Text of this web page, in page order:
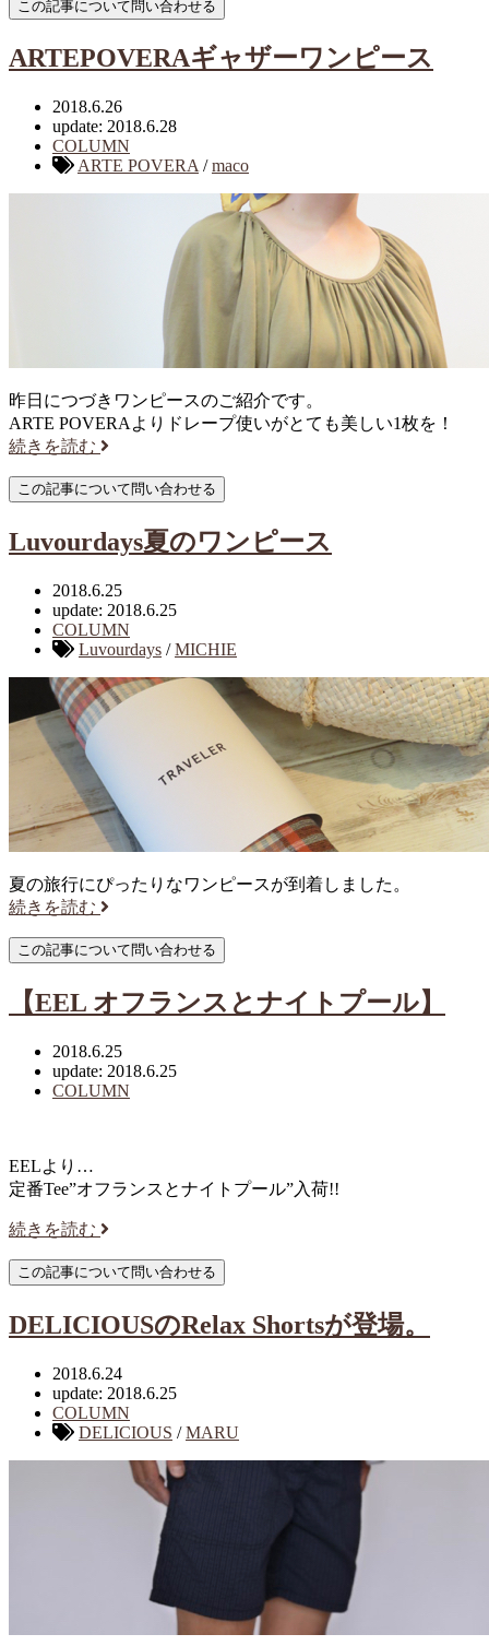
ARTEPOVERAギャザーワンピース
2018.6.26
update: 2018.6.28
COLUMN
ARTE POVERA /maco
昨日につづきワンピースのご紹介です。
ARTE POVERAよりドレープ使いがとても美しい1枚を！
続きを読む
Luvourdays夏のワンピース
2018.6.25
update: 2018.6.25
COLUMN
Luvourdays /MICHIE
夏の旅行にぴったりなワンピースが到着しました。
続きを読む
【EEL オフランスとナイトプール】
2018.6.25
update: 2018.6.25
COLUMN
EELより…
定番Tee”オフランスとナイトプール”入荷!!
続きを読む
DELICIOUSのRelax Shortsが登場。
2018.6.24
update: 2018.6.25
COLUMN
DELICIOUS /MARU